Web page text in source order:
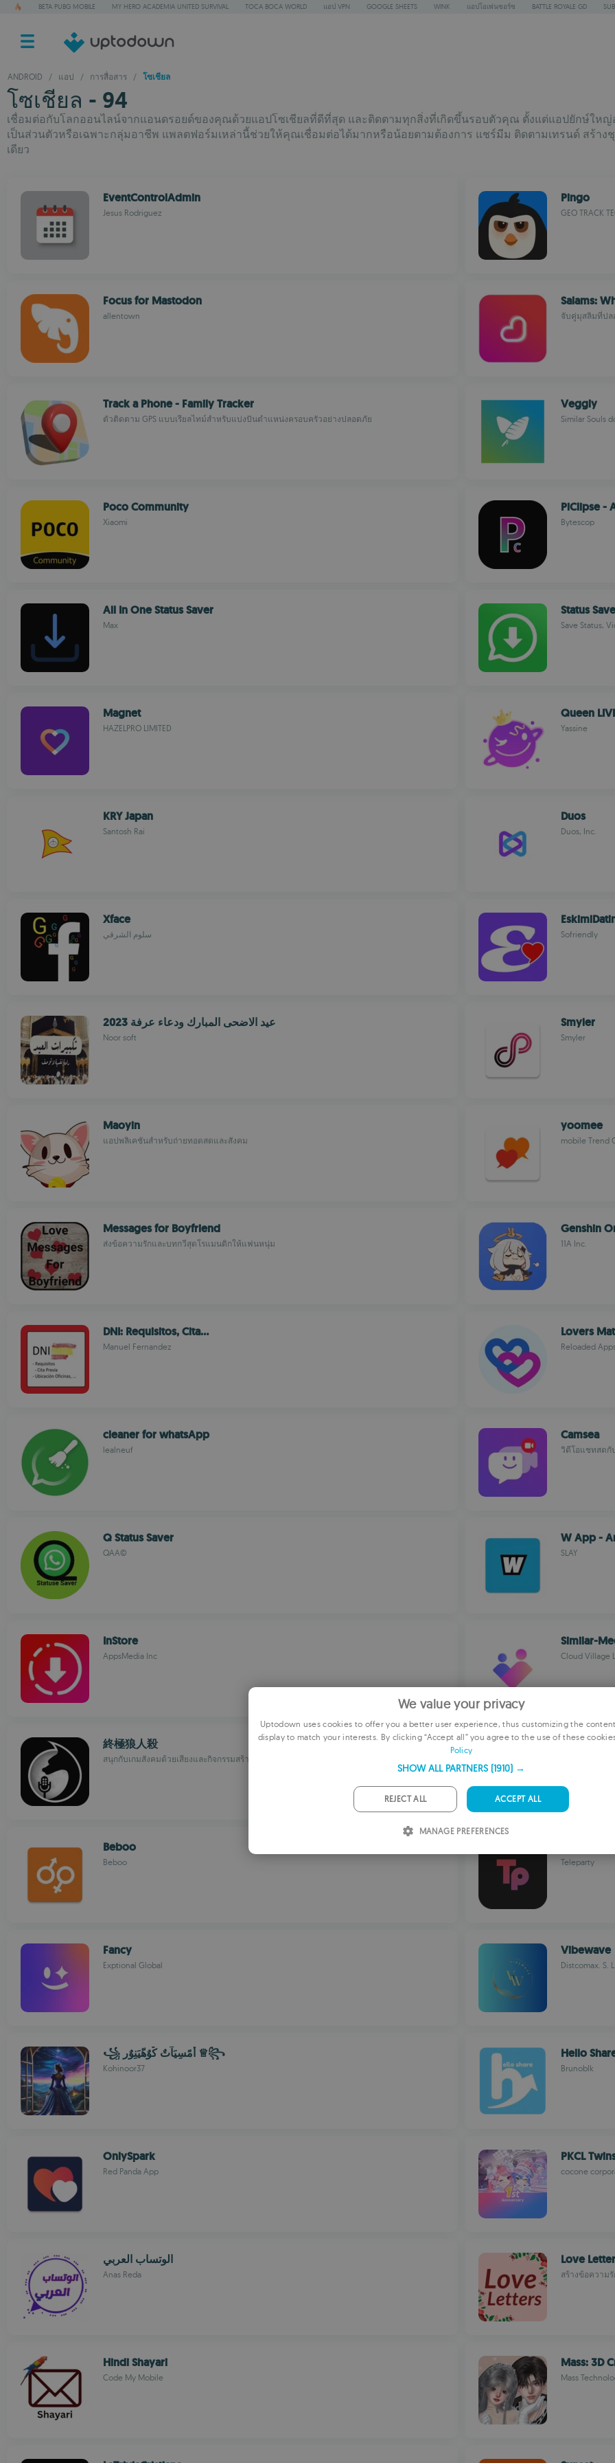
BETA PUBG MOBILE MY HERO ACADEMIA UNITED SURVIVAL TOCA BOCA WORLD แอป VPN GOOGLE SHEETS WINK แอปโอเพ่นซอร์ซ BATTLE ROYALE GD
ANDROID / แอป / การสื่อสาร / โซเชียล
โซเชียล - 94
เชื่อมต่อกับโลกออนไลน์จากแอนดรอยด์ของคุณด้วยแอปโซเชียลที่ดีที่สุด และติดตามทุกสิ่งที่เกิดขึ้นรอบตัวคุณ ตั้งแต่แอปยักษ์ใหญ่อ
เป็นส่วนตัวหรือเฉพาะกลุ่มอาชีพ แพลตฟอร์มเหล่านี้ช่วยให้คุณเชื่อมต่อได้มากหรือน้อยตามต้องการ แชร์มีม ติดตามเทรนด์ สร้
เดียว
EventControlAdmin
Jesus Rodriguez
Pingo
GEO TRACK
Focus for Mastodon
allentown
Salams:
จับคู่มุสลิมที่ปล
Track a Phone - Family Tracker
ตัวติดตาม GPS แบบเรียลไทม์สำหรับแบ่งปันตำแหน่งครอบครัวอย่างปลอดภัย
Veggly
Similar Souls
Poco Community
Xiaomi
PiClipse -
Bytescop
All In One Status Saver
Max
Status
Save Status,
Magnet
HAZELPRO LIMITED
Queen
Yassine
KRY Japan
Santosh Rai
Duos
Duos, Inc.
Xface
سلوم الشرقي Sofriendly
عيد الاضحى المبارك ودعاء عرفة 2023
Noor soft
Smyler
Smyler
Maoyin
แอปพลิเคชันสำหรับถ่ายทอดสดและสังคม
yoomee
mobile Trend
Messages for Boyfriend
ส่งข้อความรักและบทกวีสุดโรแมนติกให้แฟนหนุ่ม
Genshin
11A Inc.
DNI: Requisitos, Cita...
Manuel Fernandez
Lovers
Reloaded
cleaner for whatsApp
lealneuf
Camsea
วิดีโอแชทสดกั
Q Status Saver
QAA©
W App -
SLAY
InStore
AppsMedia Inc
Similar-
Cloud Village
終極狼人殺
สนุกกับเกมสังคมด้วยเสียงและกิจกรรมสร้างชุมชน
LivChat
แชทวิดีโอทั่ว
Beboo
Beboo Teleparty
Fancy
Exptional Global
Vibewave
Distcomax. S.
꧁ أمًسِيَآتٌ کْوٌهّيَنِوٌر ♕꧂
Kohinoor37
Hello
Brunoblk
OnlySpark
Red Panda App
PKCL
cocone
الوتساب العربي
Anas Reda
Love
สร้างข้อความ
Hindi Shayari
Code My Mobile
Mass: 3D
Mass
We value your privacy
Uptodown uses cookies to offer you a better user experience, thus customizing the
display to match your interests. By clicking “Accept all” you agree to the use of these
Policy
SHOW ALL PARTNERS (1910) →
ACCEPT ALL
REJECT ALL
MANAGE PREFERENCES